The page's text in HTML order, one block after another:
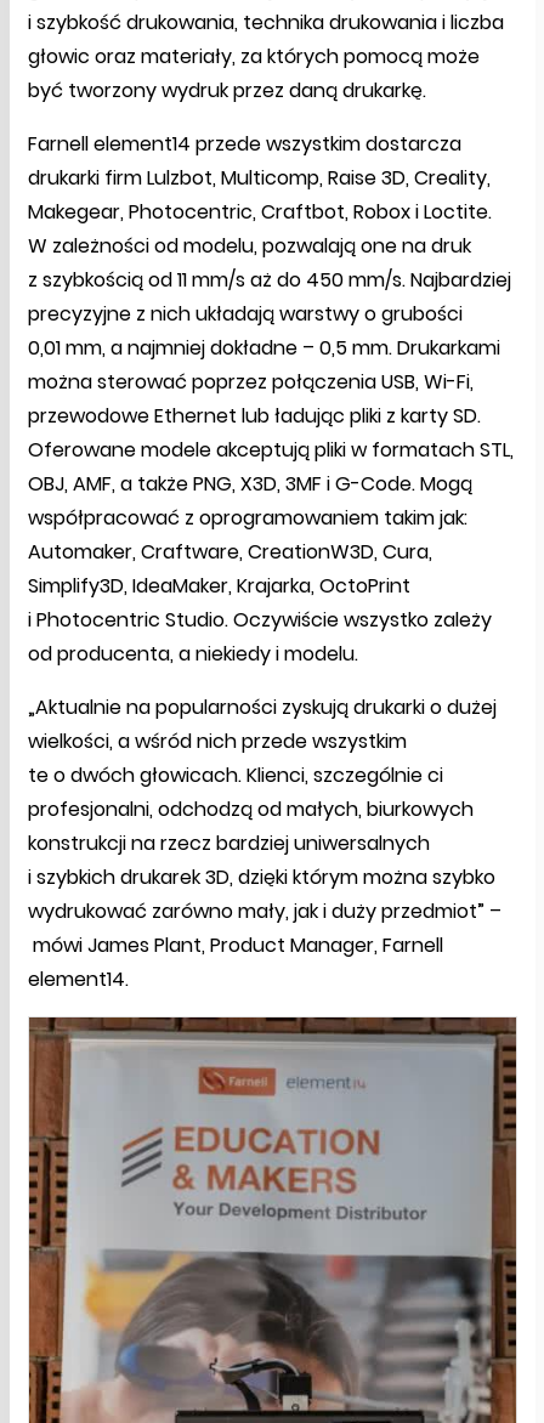
i szybkość drukowania, technika drukowania i liczba
głowic oraz materiały, za których pomocą może
być tworzony wydruk przez daną drukarkę.
Farnell element14 przede wszystkim dostarcza
drukarki firm Lulzbot, Multicomp, Raise 3D, Creality,
Makegear, Photocentric, Craftbot, Robox i Loctite.
W zależności od modelu, pozwalają one na druk
z szybkością od 11 mm/s aż do 450 mm/s. Najbardziej
precyzyjne z nich układają warstwy o grubości
0,01 mm, a najmniej dokładne – 0,5 mm. Drukarkami
można sterować poprzez połączenia USB, Wi-Fi,
przewodowe Ethernet lub ładując pliki z karty SD.
Oferowane modele akceptują pliki w formatach STL,
OBJ, AMF, a także PNG, X3D, 3MF i G-Code. Mogą
współpracować z oprogramowaniem takim jak:
Automaker, Craftware, CreationW3D, Cura,
Simplify3D, IdeaMaker, Krajarka, OctoPrint
i Photocentric Studio. Oczywiście wszystko zależy
od producenta, a niekiedy i modelu.
„Aktualnie na popularności zyskują drukarki o dużej
wielkości, a wśród nich przede wszystkim
te o dwóch głowicach. Klienci, szczególnie ci
profesjonalni, odchodzą od małych, biurkowych
konstrukcji na rzecz bardziej uniwersalnych
i szybkich drukarek 3D, dzięki którym można szybko
wydrukować zarówno mały, jak i duży przedmiot” –
mówi James Plant, Product Manager, Farnell
element14.